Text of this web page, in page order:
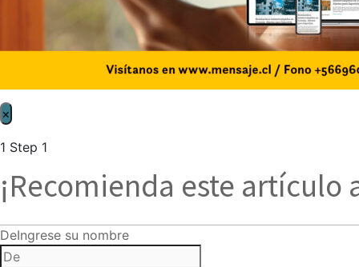
×
1 Step 1
¡Recomienda este artículo
DeIngrese su nombre